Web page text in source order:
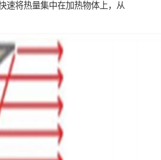
速将热量集中在加热物体上，从